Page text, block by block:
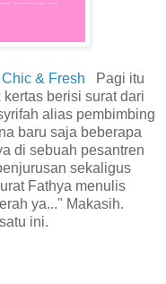
& Fresh Pagi itu
berisi surat dari
alias pembimbing
baru saja beberapa
di sebuah pesantren
sekaligus
Fathya menulis
ya..." Makasih.
ini.